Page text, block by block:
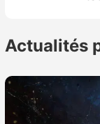
Chiffres
Rumeurs
Nintendo
Actualités